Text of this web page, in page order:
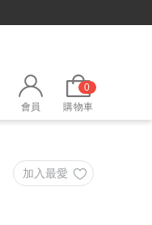
會員
0
購物車